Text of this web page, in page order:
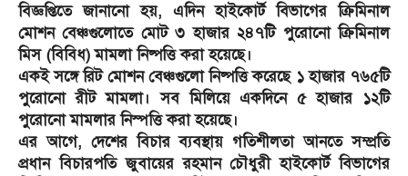
বিজ্ঞপ্তিতে জানানো হয়, এদিন হাইকোর্ট বিভাগের ক্রিমিনাল
মোশন বেঞ্চগুলোতে মোট ৩ হাজার ২৪৭টি পুরোনো ক্রিমিনাল
মিস (বিবিধ) মামলা নিষ্পত্তি করা হয়েছে।
একই সঙ্গে রিট মোশন বেঞ্চগুলো নিষ্পত্তি করেছে ১ হাজার ৭৬৫টি
পুরোনো রীট মামলা। সব মিলিয়ে একদিনে ৫ হাজার ১২টি
পুরোনো মামলার নিস্পত্তি করা হয়েছে।
এর আগে, দেশের বিচার ব্যবস্থায় গতিশীলতা আনতে সম্প্রতি
প্রধান বিচারপতি জুবায়ের রহমান চৌধুরী হাইকোর্ট বিভাগের